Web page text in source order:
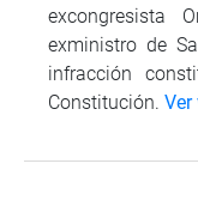
excongresista
exministro de
infracción
Constitución. Ver